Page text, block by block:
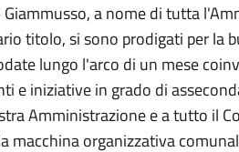
a nome di tutta
titolo, si sono prodigati per la
lungo l'arco di un mese
e iniziative in grado di
Amministrazione e a tutto il
macchina organizzativa